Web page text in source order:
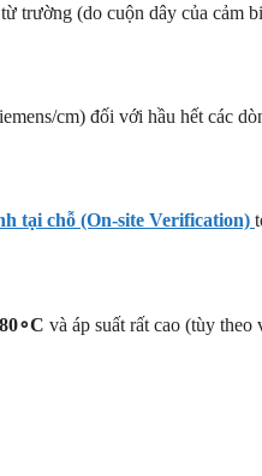
trường (do cuộn dây của cảm
cm) đối với hầu hết các
tại chỗ (On-site Verification)
∘C và áp suất rất cao (tùy